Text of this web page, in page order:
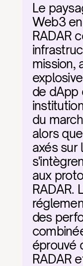
Le
Web3
RADAR
mission,
de dApp
du
alors
axés sur
aux
RADAR.
des
éprouvé
RADAR